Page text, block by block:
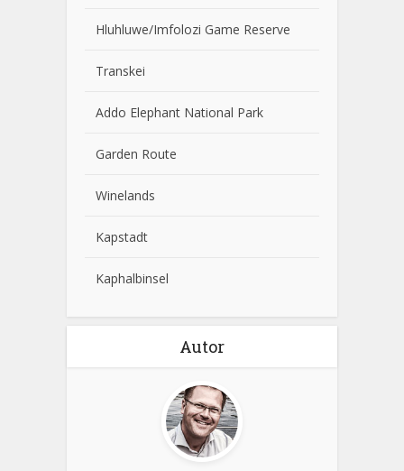
Hluhluwe/Imfolozi Game Reserve
Transkei
Addo Elephant National Park
Garden Route
Winelands
Kapstadt
Kaphalbinsel
Autor